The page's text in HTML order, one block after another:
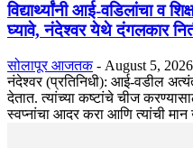
विद्यार्थ्यांनी आई-वडिलांचा व
घ्यावे, नंदेश्वर येथे दंगलकार
सोलापूर आजतक - August 5, 2026
नंदेश्वर (प्रतिनिधी): आई-वडील
देतात. त्यांच्या कष्टांचे चीज
स्वप्नांचा आदर करा आणि त्यांची